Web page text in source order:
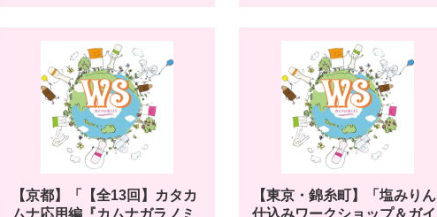
【京都】「【全13回】カタカ
ムナ応用編『カムナガラノミ
【東京・錦糸町】「塩みりん
仕込みワークショップ＆ガイ